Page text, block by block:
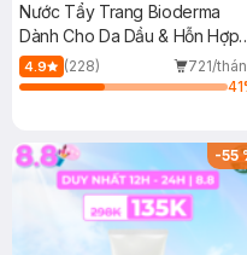
Nước Tẩy Trang Bioderma
Dành Cho Da Dầu & Hỗn Hợp
500ml
4.9 (228)
721/
41
-55